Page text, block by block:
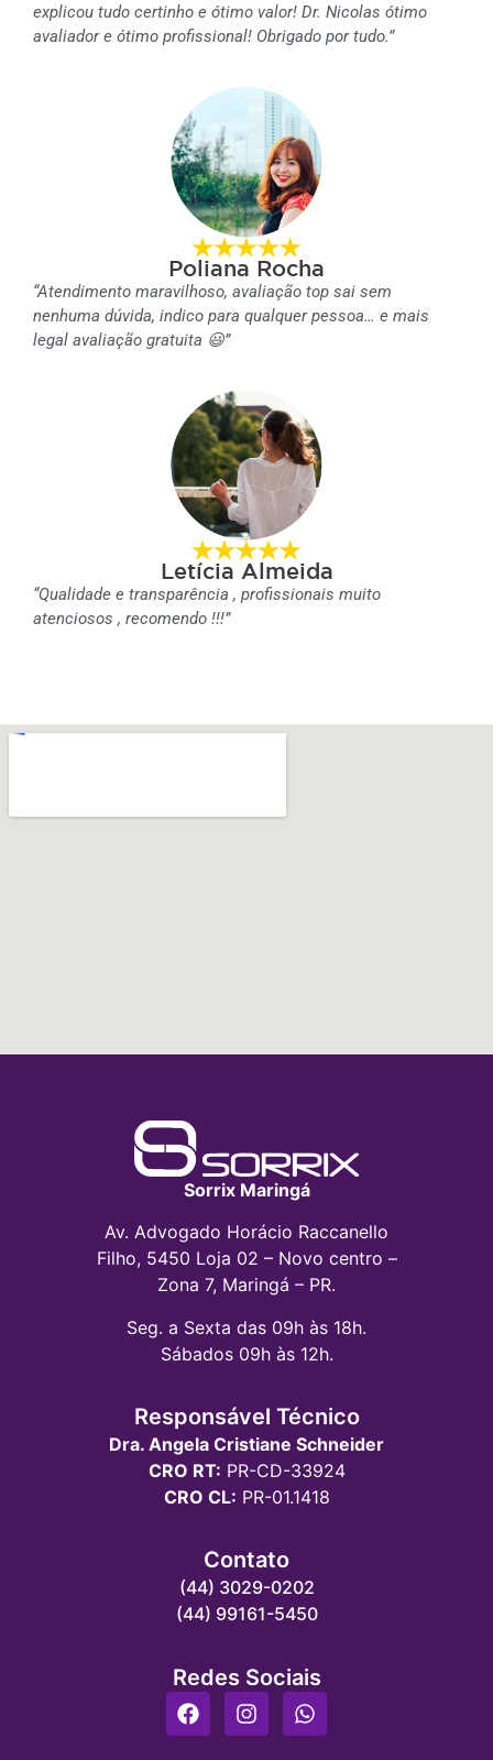
explicou tudo certinho e ótimo valor! Dr. Nicolas ótimo
avaliador e ótimo profissional! Obrigado por tudo.”
Poliana Rocha
“Atendimento maravilhoso, avaliação top sai sem
nenhuma dúvida, indico para qualquer pessoa… e mais
legal avaliação gratuita 😃”
Letícia Almeida
“Qualidade e transparência , profissionais muito
atenciosos , recomendo !!!”
Sorrix Maringá
Av. Advogado Horácio Raccanello
Filho, 5450 Loja 02 – Novo centro –
Zona 7, Maringá – PR.
Seg. a Sexta das 09h às 18h.
Sábados 09h às 12h.
Responsável Técnico
Dra. Angela Cristiane Schneider
CRO RT: PR-CD-33924
CRO CL: PR-01.1418
Contato
(44) 3029-0202
(44) 99161-5450
Redes Sociais